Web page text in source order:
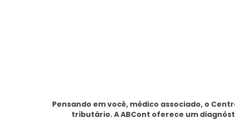
Pensando em você, médico associado, o
tributário. A ABCont oferece um